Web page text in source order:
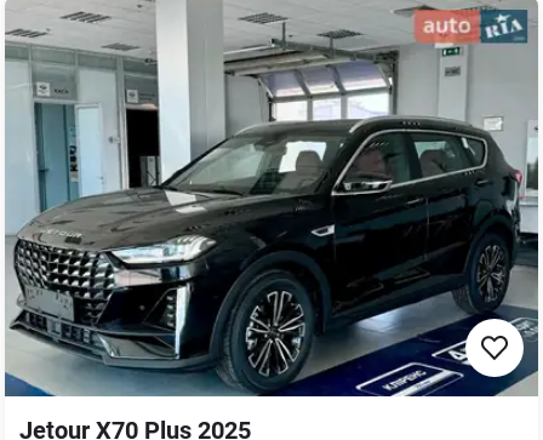
Jetour X70 Plus 2025